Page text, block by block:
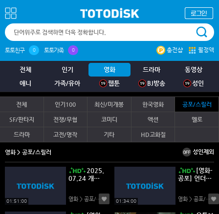
토토친구 0 토토가족 0 충전샵 월정액
전체 인기 영화 드라마
동영상
애니
가족/유아 웹툰 BJ방송 성인
전체 인기100 최신/미개봉 한국영화 공포/스릴러
SF/판타지 전쟁/무협 코미디 액션 멜로
드라마 고전/명작 기타 HD고화질
영화 > 공포/스릴러 성인제외
01:51:00
2025.
07.24 개봉 -
p] 슬리핑 독
스
영화 > 공포/스릴러 (0)01:34:00
[영화-
공포] 언더톤.
2025.1080
p.한글자막영화 > 공포/스릴러